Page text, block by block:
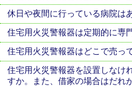
休日や夜間に行っている病院は
住宅用火災警報器は定期的に専
住宅用火災警報器はどこで売っ
住宅用火災警報器を設置しなけ
すか。また、借家の場合はだれ